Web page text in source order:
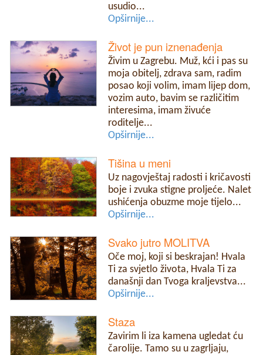
usudio...
Opširnije...
Život je pun iznenađenja
Živim u Zagrebu. Muž, kći i pas su
moja obitelj, zdrava sam, radim
posao koji volim, imam lijep dom,
vozim auto, bavim se različitim
interesima, imam živuće
roditelje...
Opširnije...
Tišina u meni
Uz nagovještaj radosti i kričavosti
boje i zvuka stigne proljeće. Nalet
ushićenja obuzme moje tijelo...
Opširnije...
Svako jutro MOLITVA
Oče moj, koji si beskrajan! Hvala
Ti za svjetlo života, Hvala Ti za
današnji dan Tvoga kraljevstva...
Opširnije...
Staza
Zavirim li iza kamena ugledat ću
čarolije. Tamo su u zagrljaju,